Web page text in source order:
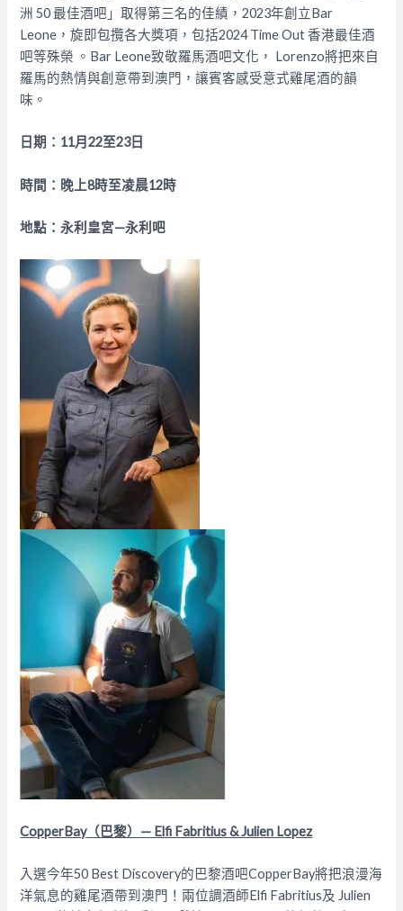
洲 50 最佳酒吧」取得第三名的佳績，2023年創立Bar
Leone，旋即包攬各大獎項，包括2024 Time Out 香港最佳酒
吧等殊榮 。Bar Leone致敬羅馬酒吧文化， Lorenzo將把來自
羅馬的熱情與創意帶到澳門，讓賓客感受意式雞尾酒的韻
味。
日期： 11月22至23日
時間：晚上8時至凌晨12時
地點：永利皇宮—永利吧
CopperBay（巴黎） — Elfi Fabritius & Julien Lopez
入選今年50 Best Discovery的巴黎酒吧CopperBay將把浪漫海
洋氣息的雞尾酒帶到澳門！兩位調酒師Elfi Fabritius及 Julien